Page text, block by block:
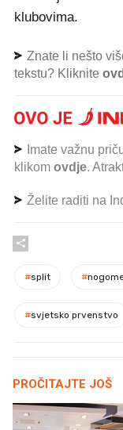
klubovima.
Znate li nešto
tekstu? Kliknite
Imate važnu
klikom ovdje.
Želite raditi na
#split #
#svjetsko prvenstvo
PROČITAJTE JOŠ